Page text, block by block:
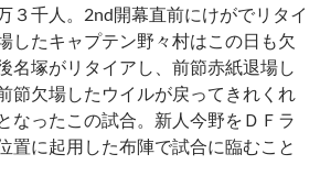
３千人。2nd開幕直前にけがでリタイ
したキャプテン野々村はこの日も欠
名塚がリタイアし、前節赤紙退場し
節欠場したウイルが戻ってきれくれ
なったこの試合。新人今野をＤＦラ
置に起用した布陣で試合に臨むこと